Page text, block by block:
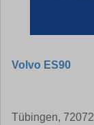
Volvo ES90
Tübingen, 72072